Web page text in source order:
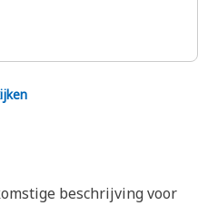
beschrijving voor